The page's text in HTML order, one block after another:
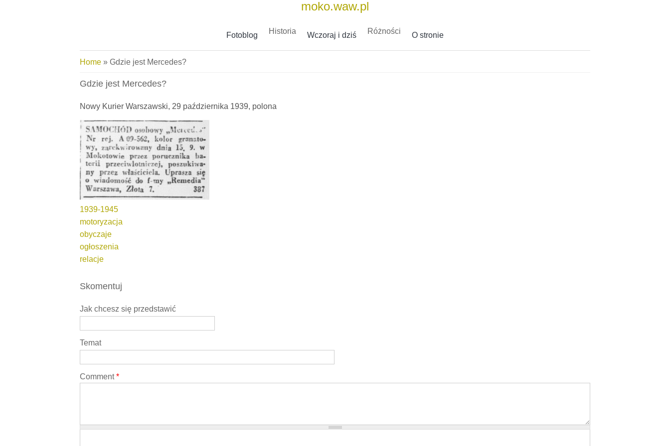
moko.waw.pl
Fotoblog Historia Wczoraj i dziś Różności O stronie
You are here
Home » Gdzie jest Mercedes?
Gdzie jest Mercedes?
Nowy Kurier Warszawski, 29 października 1939, polona
1939-1945
motoryzacja
obyczaje
ogłoszenia
relacje
Skomentuj
Jak chcesz się przedstawić
Temat
Comment*